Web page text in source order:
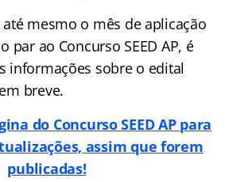
mesmo o mês de aplicação
par ao Concurso SEED AP, é
informações sobre o edital
breve.
do Concurso SEED AP para
assim que forem
publicadas!